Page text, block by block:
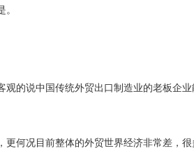
的说中国传统外贸出口制造业的老板企业
何况目前整体的外贸世界经济非常差，很